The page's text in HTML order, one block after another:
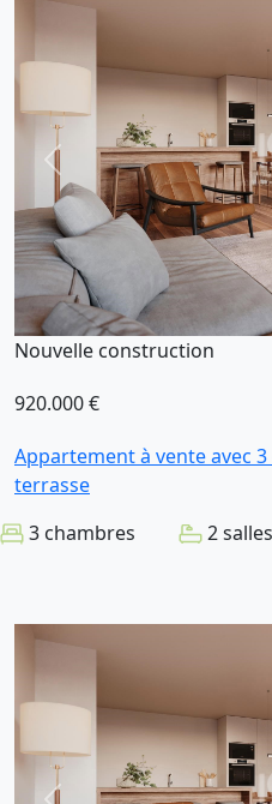
Nouvelle construction
920.000 €
Appartement à vente avec
terrasse
3 chambres
2